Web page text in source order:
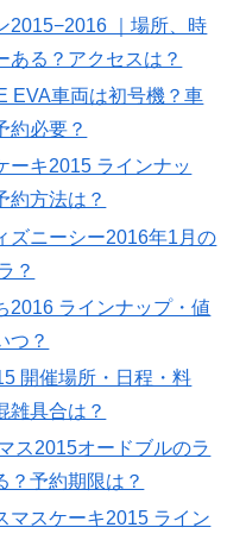
2015−2016 ｜場所、時
ある？アクセスは？
EVA車両は初号機？車
約必要？
ーキ2015 ラインナッ
約方法は？
ズニーシー2016年1月の
？
2016 ラインナップ・値
つ？
開催場所・日程・料
雑具合は？
ス2015オードブルのラ
？予約期限は？
マスケーキ2015 ライン